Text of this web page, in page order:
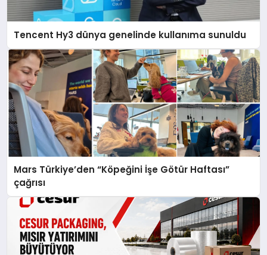
Tencent Hy3 dünya genelinde kullanıma sunuldu
Mars Türkiye’den “Köpeğini İşe Götür Haftası”
çağrısı